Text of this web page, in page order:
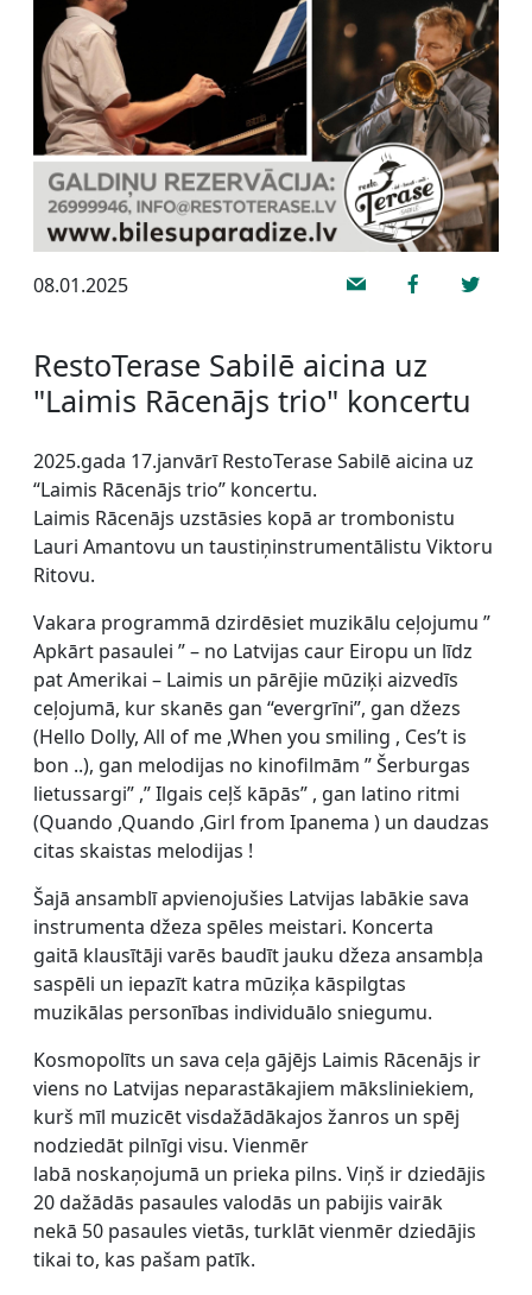
08.01.2025
RestoTerase Sabilē aicina uz
"Laimis Rācenājs trio" koncertu
2025.gada 17.janvārī RestoTerase Sabilē aicina uz
“Laimis Rācenājs trio” koncertu.
Laimis Rācenājs uzstāsies kopā ar trombonistu
Lauri Amantovu un taustiņinstrumentālistu Viktoru
Ritovu.
Vakara programmā dzirdēsiet muzikālu ceļojumu ”
Apkārt pasaulei ” – no Latvijas caur Eiropu un līdz
pat Amerikai – Laimis un pārējie mūziķi aizvedīs
ceļojumā, kur skanēs gan “evergrīni”, gan džezs
(Hello Dolly, All of me ,When you smiling , Ces’t is
bon ..), gan melodijas no kinofilmām ” Šerburgas
lietussargi” ,” Ilgais ceļš kāpās” , gan latino ritmi
(Quando ,Quando ,Girl from Ipanema ) un daudzas
citas skaistas melodijas !
Šajā ansamblī apvienojušies Latvijas labākie sava
instrumenta džeza spēles meistari. Koncerta
gaitā klausītāji varēs baudīt jauku džeza ansambļa
saspēli un iepazīt katra mūziķa kāspilgtas
muzikālas personības individuālo sniegumu.
Kosmopolīts un sava ceļa gājējs Laimis Rācenājs ir
viens no Latvijas neparastākajiem māksliniekiem,
kurš mīl muzicēt visdažādākajos žanros un spēj
nodziedāt pilnīgi visu. Vienmēr
labā noskaņojumā un prieka pilns. Viņš ir dziedājis
20 dažādās pasaules valodās un pabijis vairāk
nekā 50 pasaules vietās, turklāt vienmēr dziedājis
tikai to, kas pašam patīk.